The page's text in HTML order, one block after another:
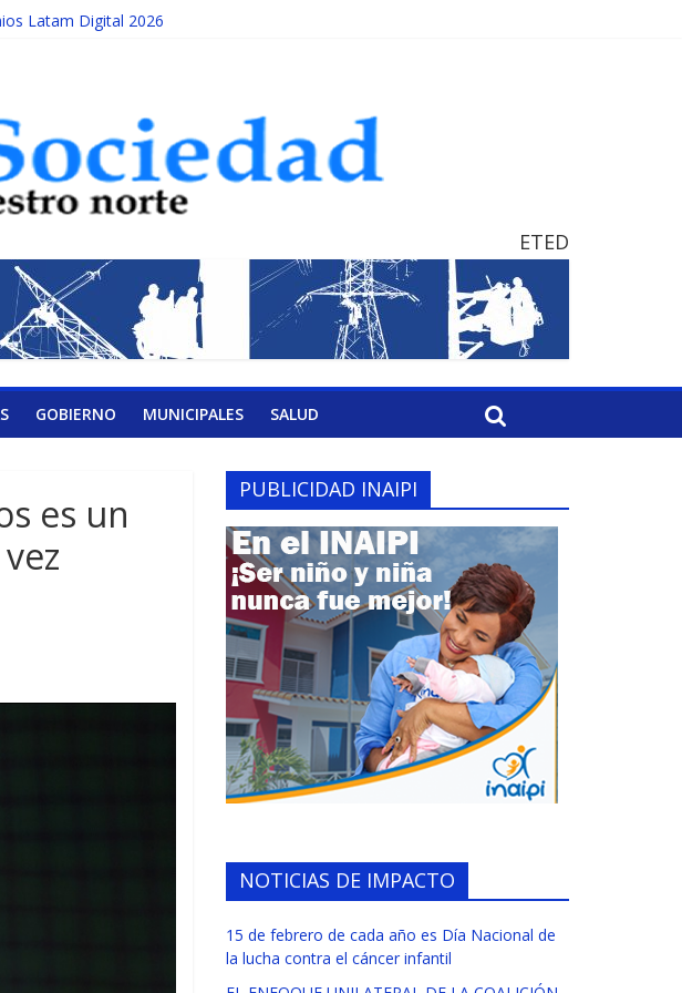
Latam Digital 2026
ETED
GOBIERNO MUNICIPALES SALUD
es un
PUBLICIDAD INAIPI
NOTICIAS DE IMPACTO
15 de febrero de cada año es Día Nacional de
la lucha contra el cáncer infantil